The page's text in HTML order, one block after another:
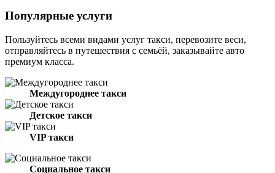
Популярные услуги
Пользуйтесь всеми видами услуг такси, перевозите веси,
отправляйтесь в путешествия с семьёй, заказывайте авто
премиум класса.
Междугороднее такси
Детское такси
VIP такси
Социальное такси